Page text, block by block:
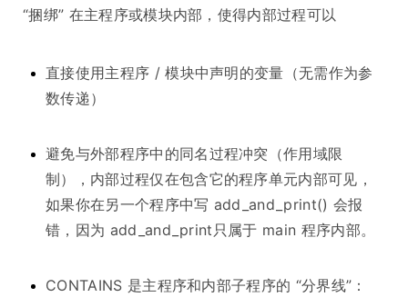
“捆绑” 在主程序或模块内部，使得内部过程可以
直接使用主程序 / 模块中声明的变量（无需作为参
数传递）
避免与外部程序中的同名过程冲突（作用域限
制），内部过程仅在包含它的程序单元内部可见，
如果你在另一个程序中写 add_and_print() 会报
错，因为 add_and_print只属于 main 程序内部。
CONTAINS 是主程序和内部子程序的 “分界线”：